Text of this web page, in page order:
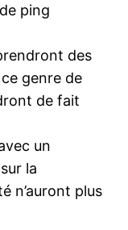
ping
des
genre de
de fait
un
la
n’auront plus